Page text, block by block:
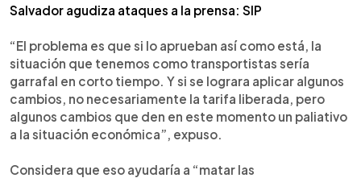
Salvador agudiza ataques a la prensa: SIP
“El problema es que si lo aprueban así como está, la
situación que tenemos como transportistas sería
garrafal en corto tiempo. Y si se lograra aplicar algunos
cambios, no necesariamente la tarifa liberada, pero
algunos cambios que den en este momento un paliativo
a la situación económica”, expuso.
Considera que eso ayudaría a “matar las